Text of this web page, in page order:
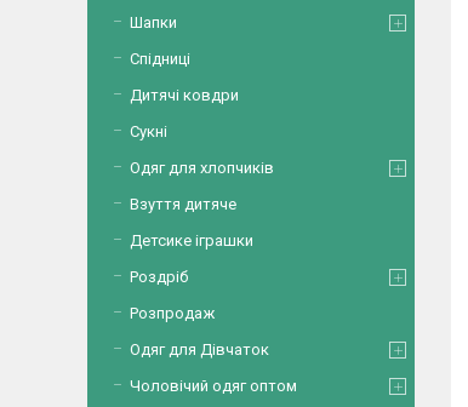
Шапки
Спідниці
Дитячі ковдри
Сукні
Одяг для хлопчиків
Взуття дитяче
Детсике іграшки
Роздріб
Розпродаж
Одяг для Дівчаток
Чоловічий одяг оптом